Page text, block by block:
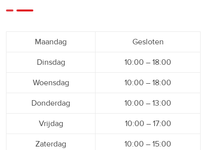
Maandag Gesloten
Dinsdag 10:00 – 18:00
Woensdag 10:00 – 18:00
Donderdag 10:00 – 13:00
Vrijdag 10:00 – 17:00
Zaterdag 10:00 – 15:00